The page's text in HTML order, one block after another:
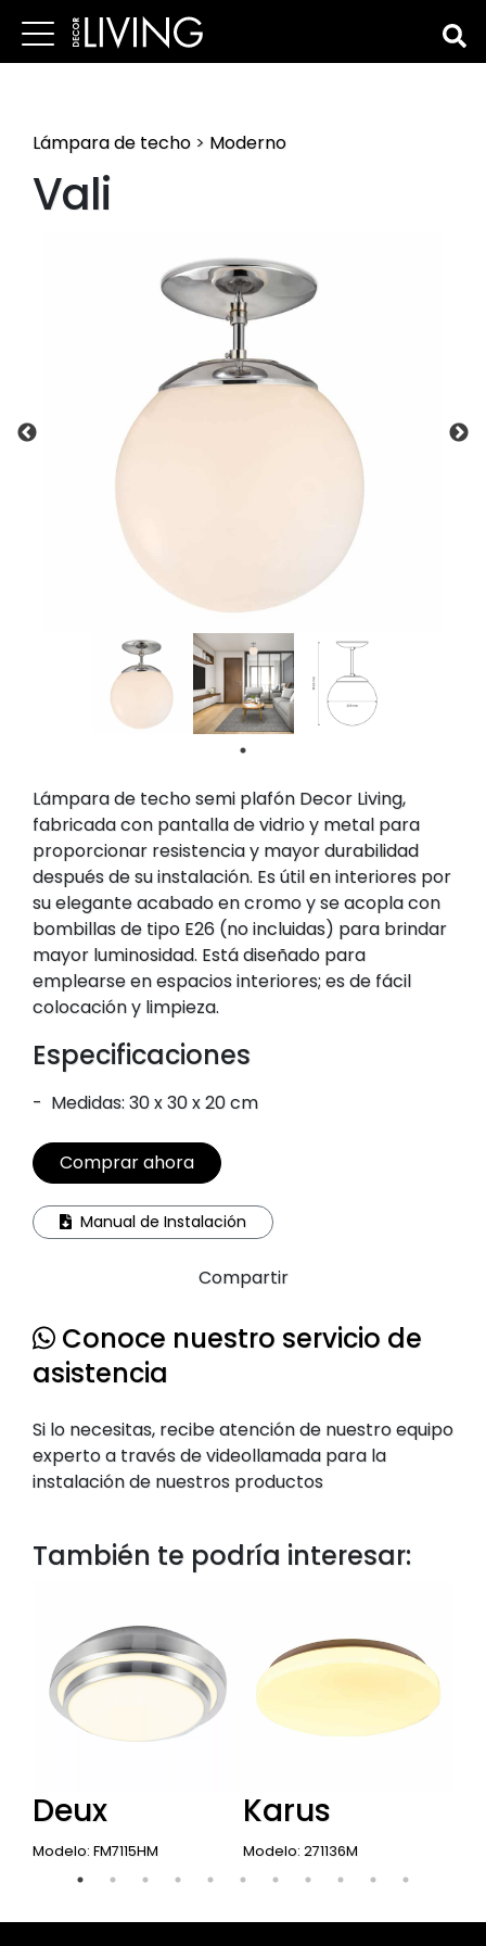
Compartir
Lámpara de techo > Moderno
Vali
Lámpara de techo semi plafón Decor Living,
fabricada con pantalla de vidrio y metal para
proporcionar resistencia y mayor durabilidad
después de su instalación. Es útil en interiores por
su elegante acabado en cromo y se acopla con
bombillas de tipo E26 (no incluidas) para brindar
mayor luminosidad. Está diseñado para
emplearse en espacios interiores; es de fácil
colocación y limpieza.
Especificaciones
- Medidas: 30 x 30 x 20 cm
Comprar ahora
Manual de Instalación
Conoce nuestro servicio de
asistencia
Si lo necesitas, recibe atención de nuestro equipo
experto a través de videollamada para la
instalación de nuestros productos
También te podría interesar:
Deux
Modelo: FM7115HM
Karus
Modelo: 271136M